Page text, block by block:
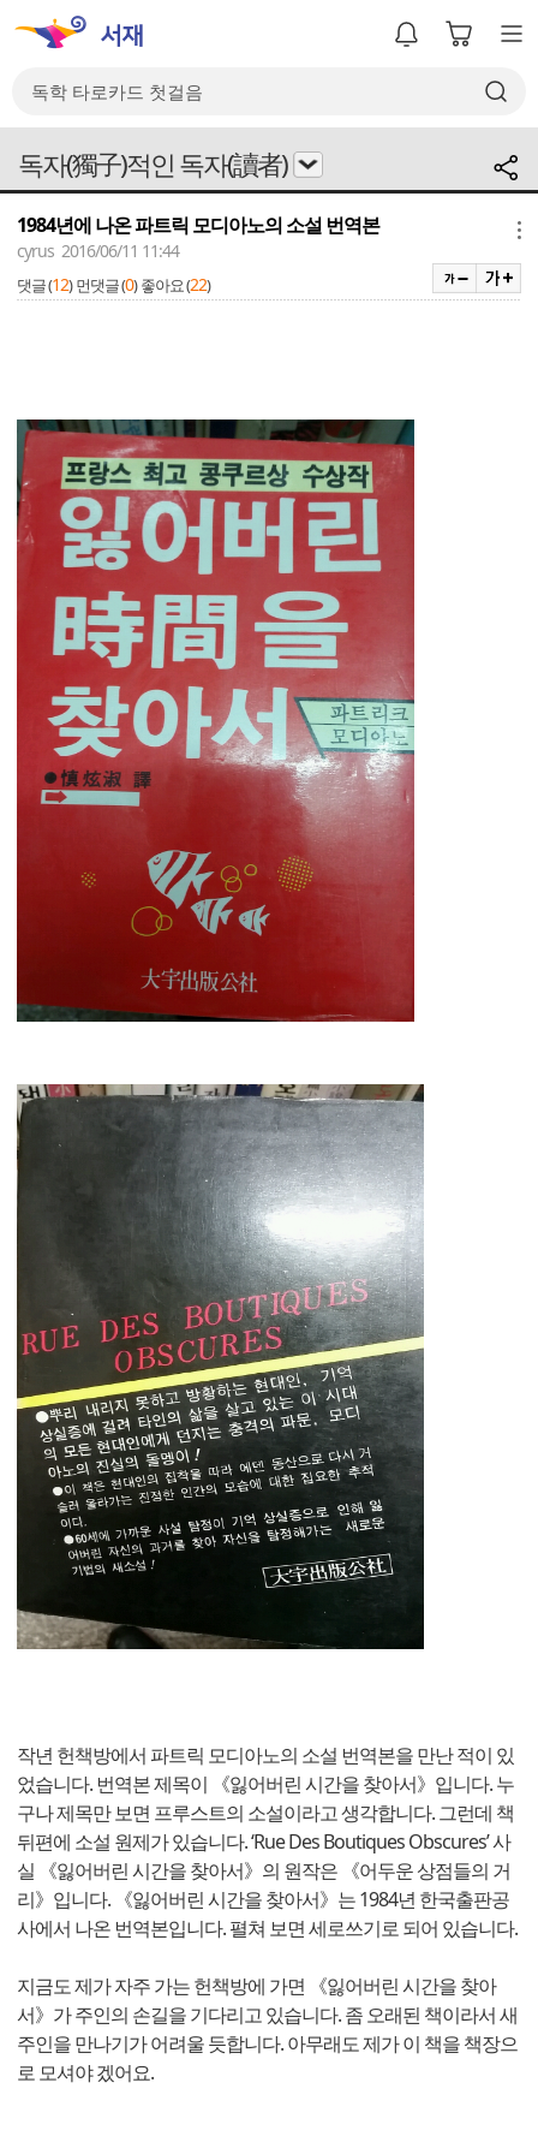
독자(獨子)적인 독자(讀者)
1984년에 나온 파트릭 모디아노의 소설 번역본
cyrus 2016/06/11 11:44
댓글 (12) 먼댓글 (0) 좋아요 (22)
작년 헌책방에서 파트릭 모디아노의 소설 번역본을 만난 적이 있
었습니다. 번역본 제목이 《잃어버린 시간을 찾아서》입니다. 누
구나 제목만 보면 프루스트의 소설이라고 생각합니다. 그런데 책
뒤편에 소설 원제가 있습니다. ‘Rue Des Boutiques Obscures’ 사
실 《잃어버린 시간을 찾아서》의 원작은 《어두운 상점들의 거
리》입니다. 《잃어버린 시간을 찾아서》는 1984년 한국출판공
사에서 나온 번역본입니다. 펼쳐 보면 세로쓰기로 되어 있습니다.
지금도 제가 자주 가는 헌책방에 가면 《잃어버린 시간을 찾아
서》가 주인의 손길을 기다리고 있습니다. 좀 오래된 책이라서 새
주인을 만나기가 어려울 듯합니다. 아무래도 제가 이 책을 책장으
로 모셔야 겠어요.